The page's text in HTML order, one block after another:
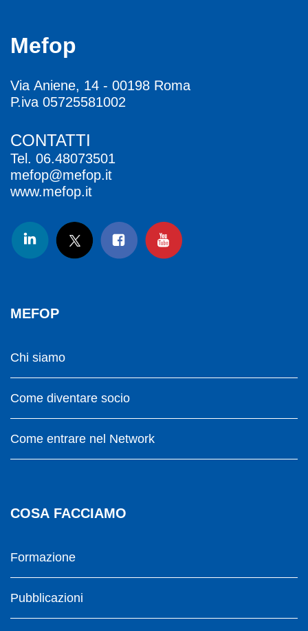
Mefop
Via Aniene, 14 - 00198 Roma
P.iva 05725581002
CONTATTI
Tel. 06.48073501
mefop@mefop.it
www.mefop.it
MEFOP
Chi siamo
Come diventare socio
Come entrare nel Network
COSA FACCIAMO
Formazione
Pubblicazioni